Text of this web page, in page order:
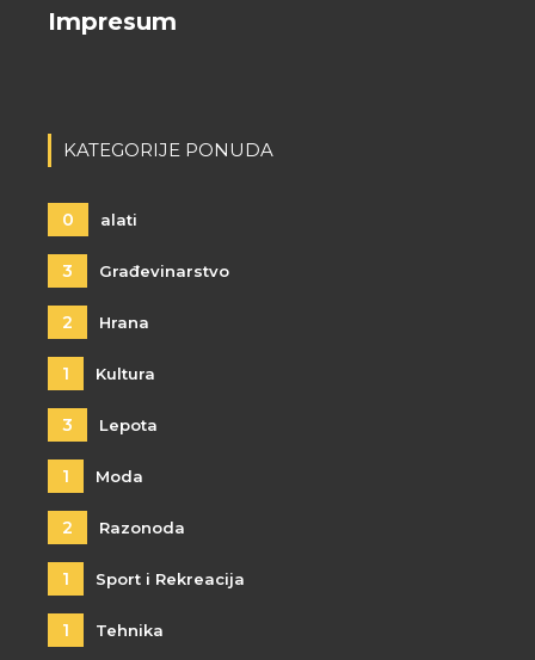
Impresum
KATEGORIJE PONUDA
0 alati
3 Građevinarstvo
2 Hrana
1 Kultura
3 Lepota
1 Moda
2 Razonoda
1 Sport i Rekreacija
1 Tehnika